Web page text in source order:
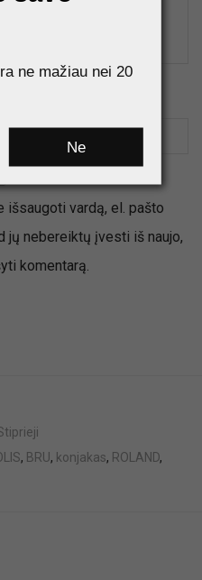
išsaugoti vardą, el. pašto
jų nebereiktų įvesti iš naujo,
komentarą.
, BRU, konjakas, ROLAND,
ne mažiau nei 20
Ne